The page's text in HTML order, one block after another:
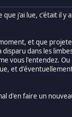
j'ai lue, c'était il y
et que
dans les
vous l'entendez. Ou
et
d'en faire un